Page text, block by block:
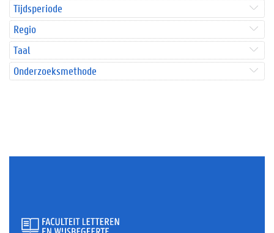
Tijdsperiode
Regio
Taal
Onderzoeksmethode